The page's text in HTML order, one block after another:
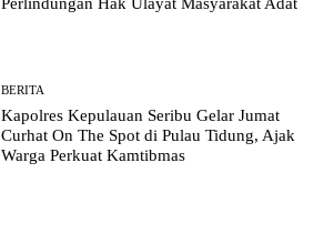
BERITA
Kapolres Kepulauan Seribu Gelar Jumat
Curhat On The Spot di Pulau Tidung, Ajak
Warga Perkuat Kamtibmas